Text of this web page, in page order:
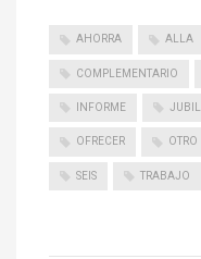
AHORRA ALLA
COMPLEMENTARIO
INFORME
OFRECER OTRO
SEIS TRABAJO